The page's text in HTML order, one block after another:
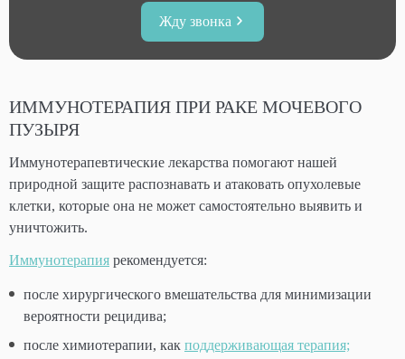
Жду звонка
ИММУНОТЕРАПИЯ ПРИ РАКЕ МОЧЕВОГО
ПУЗЫРЯ
Иммунотерапевтические лекарства помогают нашей
природной защите распознавать и атаковать опухолевые
клетки, которые она не может самостоятельно выявить и
уничтожить.
Иммунотерапия рекомендуется:
после хирургического вмешательства для минимизации
вероятности рецидива;
после химиотерапии, как поддерживающая терапия;